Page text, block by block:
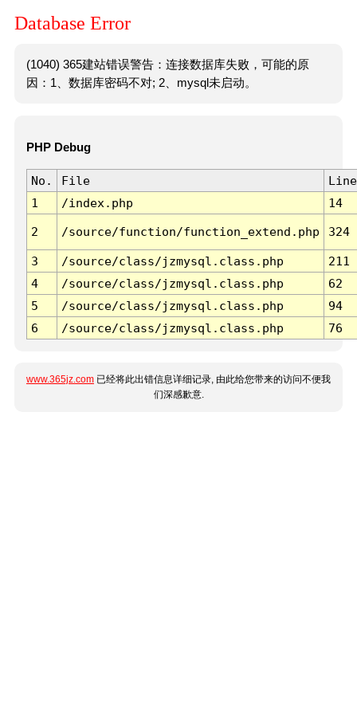
Database Error
(1040) 365建站错误警告：连接数据库失败，可能的原
因：1、数据库密码不对; 2、mysql未启动。
PHP Debug
No. File
Line
1
/index.php 14
2 /source/function/function_extend.php 324
3 /source/class/jzmysql.class.php
211
4
/source/class/jzmysql.class.php
62
5
/source/class/jzmysql.class.php
94
6
/source/class/jzmysql.class.php 76
www.365jz.com 已经将此出错信息详细记录, 由此给您带来的访问不便我
们深感歉意.